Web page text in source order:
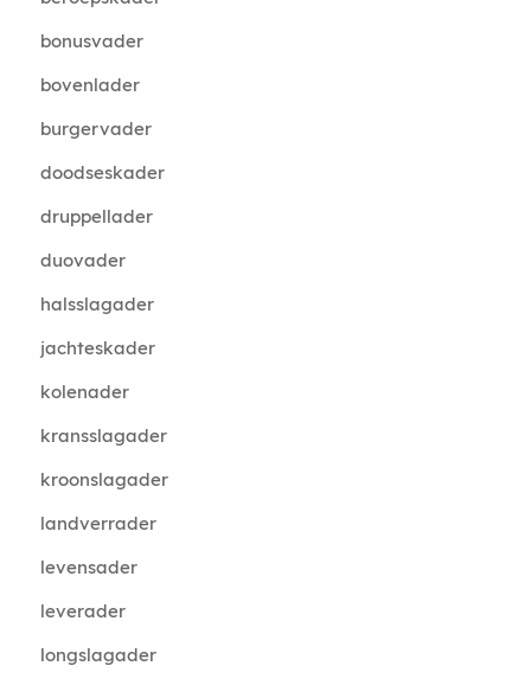
bonusvader
bovenlader
burgervader
doodseskader
druppellader
duovader
halsslagader
jachteskader
kolenader
kransslagader
kroonslagader
landverrader
levensader
leverader
longslagader